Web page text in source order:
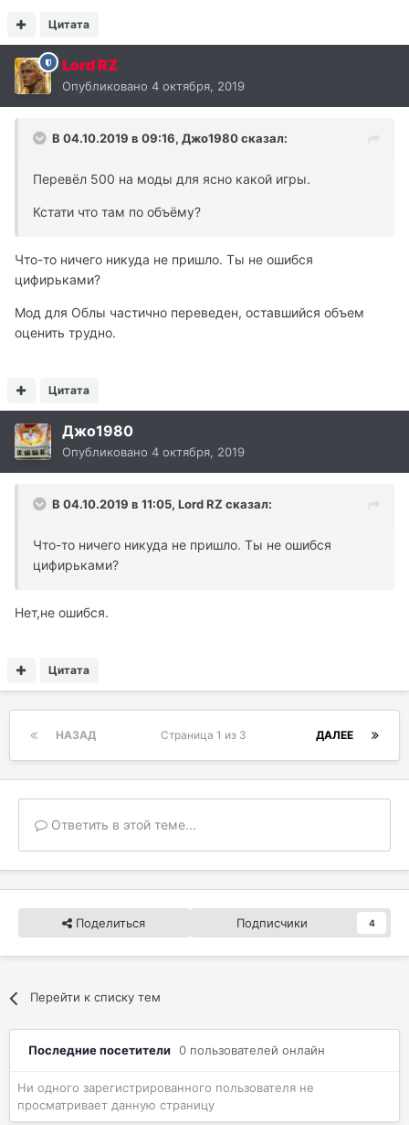
Цитата
Lord RZ
Опубликовано 4 октября, 2019
В 04.10.2019 в 09:16, Джо1980сказал:
Перевёл 500 на моды для ясно какой игры.
Кстати что там по объёму?
Что-то ничего никуда не пришло. Ты не ошибся
цифирьками?
Мод для Облы частично переведен, оставшийся объем
оценить трудно.
Цитата
Джо1980
Опубликовано 4 октября, 2019
В 04.10.2019 в 11:05, Lord RZ сказал:
Что-то ничего никуда не пришло. Ты не ошибся
цифирьками?
Нет,не ошибся.
Цитата
НАЗАД ДАЛЕЕ
Страница 1 из 3
Ответить в этой теме...
Поделиться Подписчики 4
Перейти к списку тем
Последние посетители 0 пользователей онлайн
Ни одного зарегистрированного пользователя не
просматривает данную страницу